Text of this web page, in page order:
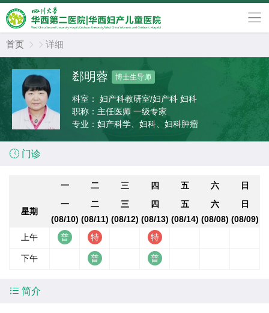
首页   详细
郄明蓉 博士生导师
科室：
妇产科教研室/妇产科 妇科
职称： 主任医师 一级专家
专业： 妇产科学、妇科、妇科肿瘤
 门诊
一 二 三 四 五 六 日
星期
一
(08/10)
二
(08/11)
三
(08/12)
四
(08/13)
五
(08/14)
六
(08/08)
日
(08/09)
上午
下午
 简介